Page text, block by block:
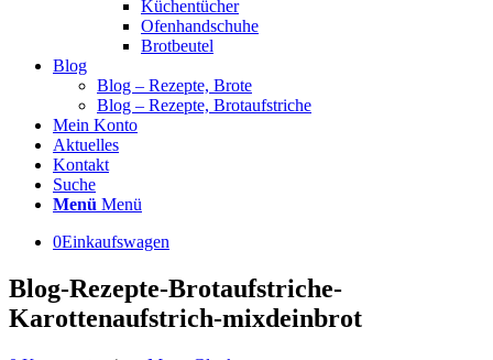
Küchentücher
Ofenhandschuhe
Brotbeutel
Blog
Blog – Rezepte, Brote
Blog – Rezepte, Brotaufstriche
Mein Konto
Aktuelles
Kontakt
Suche
Menü Menü
0Einkaufswagen
Blog-Rezepte-Brotaufstriche-
Karottenaufstrich-mixdeinbrot